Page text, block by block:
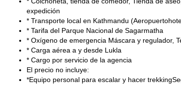
expedición
* Transporte local en Kathmandu
* Tarifa del Parque Nacional de Sagarmatha
* Oxígeno de emergencia Máscara y regulador,
* Carga aérea a y desde Lukla
* Cargo por servicio de la agencia
El precio no incluye:
*Equipo personal para escalar y hacer